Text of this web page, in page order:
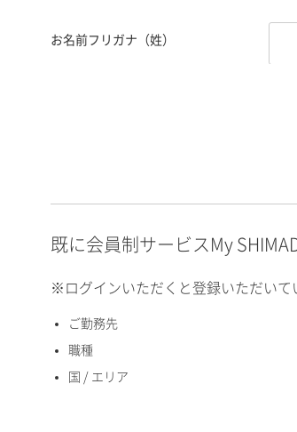
お名前フリガナ（姓）
英数）
国 / エリア
既に会員制サービスMy
※ログインいただくと登録いただいて
ご勤務先
職種
国 / エリア